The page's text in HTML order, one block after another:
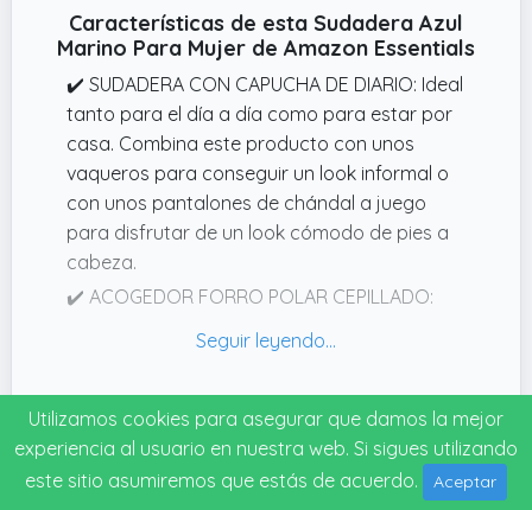
Características de esta Sudadera Azul
Marino Para Mujer de Amazon Essentials
✔️ SUDADERA CON CAPUCHA DE DIARIO: Ideal
tanto para el día a día como para estar por
casa. Combina este producto con unos
vaqueros para conseguir un look informal o
con unos pantalones de chándal a juego
para disfrutar de un look cómodo de pies a
cabeza.
✔️ ACOGEDOR FORRO POLAR CEPILLADO:
algodón de gramaje medio con interior
✔️ AJUSTE NORMAL: Ajuste ceñido pero
cómodo en pecho, cintura y cadera.
✔️ DETALLES: Robusta capucha con cordón
Especificaciones técnicas
Modelo
WAE50016FL18
Utilizamos cookies para asegurar que damos la mejor
experiencia al usuario en nuestra web. Si sigues utilizando
este sitio asumiremos que estás de acuerdo.
Aceptar